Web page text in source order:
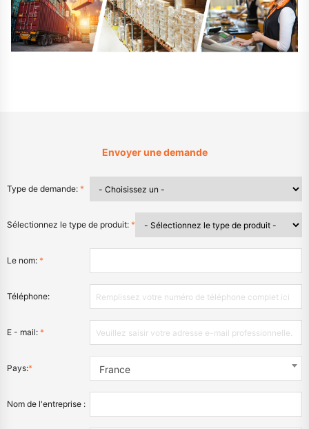
Envoyer une demande
Type de demande: *
Sélectionnez le type de produit: *
Le nom: *
Téléphone:
E - mail: *
Pays:* France
Nom de l'entreprise :